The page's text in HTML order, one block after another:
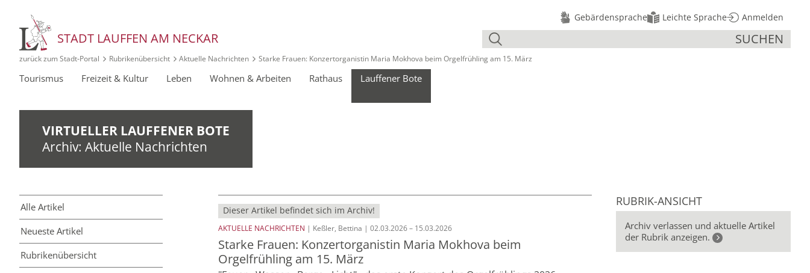
STADT LAUFFEN AM NECKAR
Gebärdensprache Leichte Sprache Anmelden
SUCHEN
zurück zum Stadt‑Portal Rubrikenübersicht Aktuelle Nachrichten Starke Frauen: Konzertorganistin Maria Mokhova beim Orgelfrühling am 15. März
Tourismus Freizeit & Kultur Leben Wohnen & Arbeiten Rathaus Lauffener Bote
VIRTUELLER LAUFFENER BOTE
Archiv: Aktuelle Nachrichten
Alle Artikel
Neueste Artikel
Rubriken­übersicht
Dieser Artikel befindet sich im Archiv!
AKTUELLE NACHRICHTEN | Keßler, Bettina | 02.03.2026 – 15.03.2026
Starke Frauen: Konzertorganistin Maria Mokhova beim
Orgelfrühling am 15. März
RUBRIK-ANSICHT
Archiv verlassen und aktuelle Artikel
der Rubrik anzeigen.